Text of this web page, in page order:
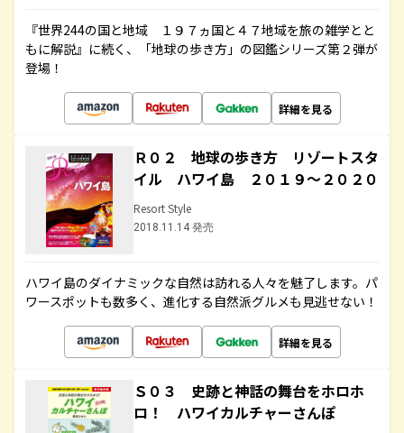
『世界244の国と地域 １９７ヵ国と４７地域を旅の雑学とと
もに解説』に続く、「地球の歩き方」の図鑑シリーズ第２弾が
登場！
詳細を見る
Ｒ０２ 地球の歩き方 リゾートスタ
イル ハワイ島 ２０１９～２０２０
Resort Style
2018.11.14 発売
ハワイ島のダイナミックな自然は訪れる人々を魅了します。パ
ワースポットも数多く、進化する自然派グルメも見逃せない！
詳細を見る
Ｓ０３ 史跡と神話の舞台をホロホ
ロ！ ハワイカルチャーさんぽ